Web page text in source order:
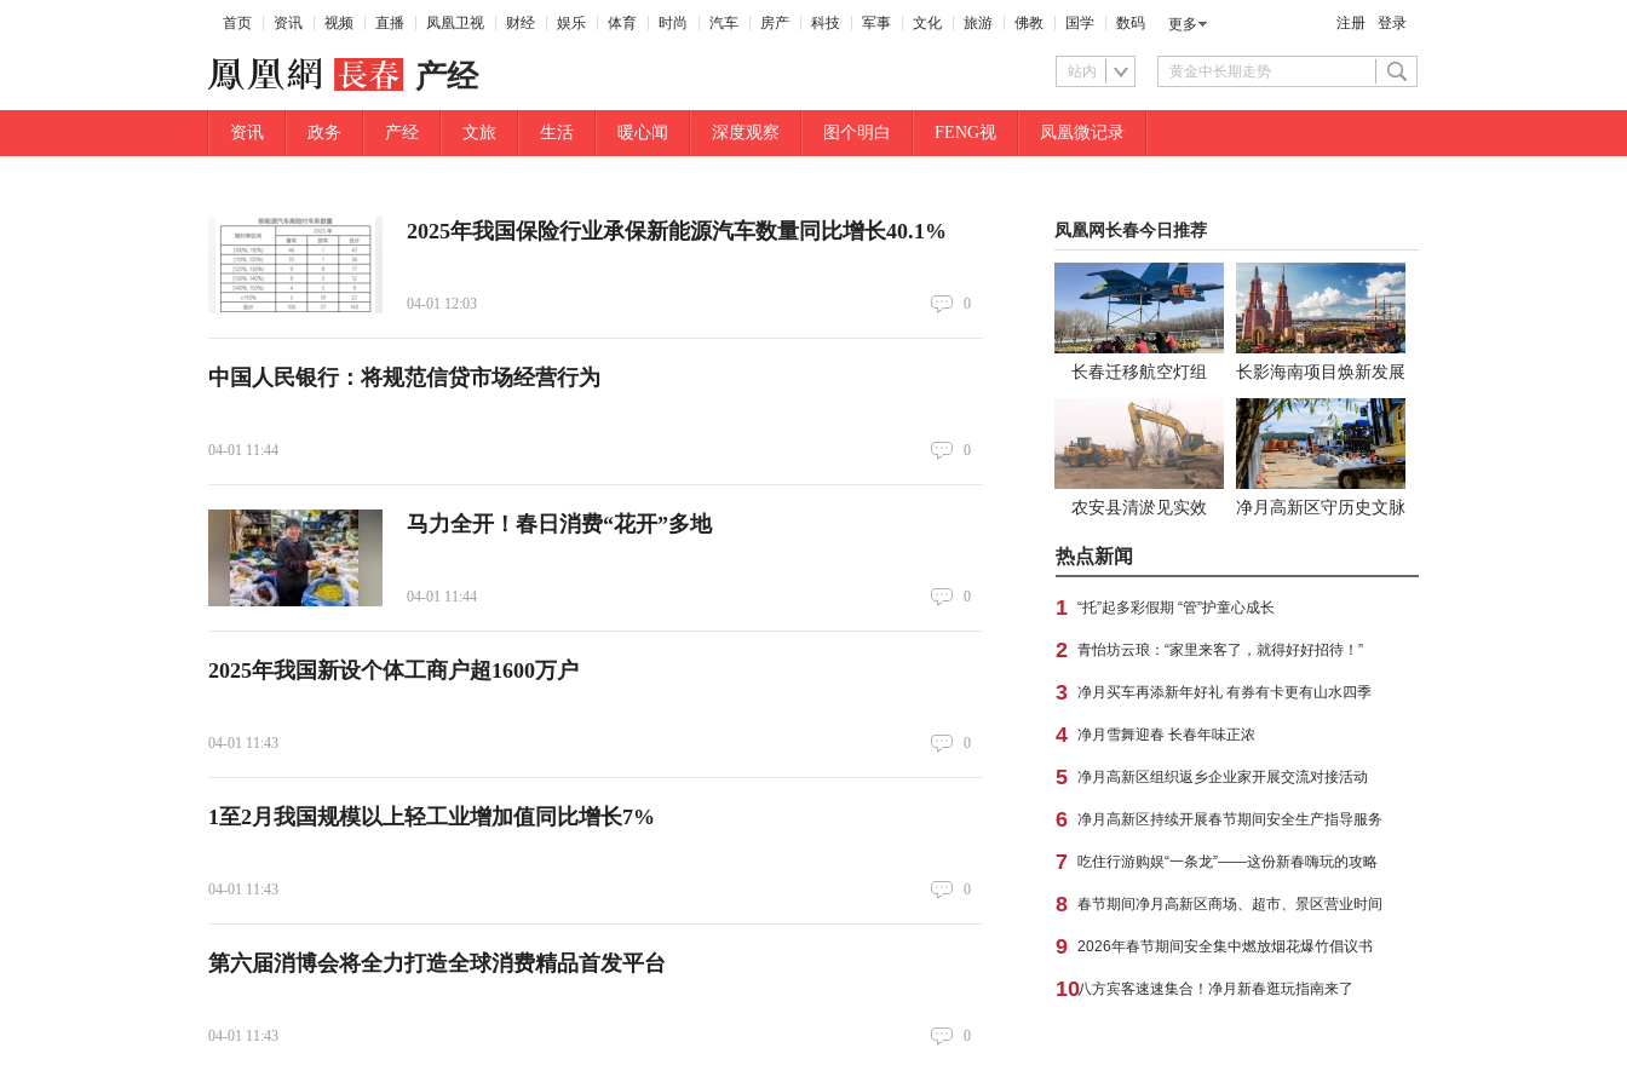
首页 资讯 视频 直播 凤凰卫视 财经 娱乐 体育 时尚 汽车 房产 科技 军事 文化 旅游 佛教 国学 数码 更多 注册 登录
产经 站内
资讯 政务 产经 文旅 生活 暖心闻 深度观察 图个明白 FENG视 凤凰微记录
2025年我国保险行业承保新能源汽车数量同比增长40.1%
04-01 12:03 0
中国人民银行：将规范信贷市场经营行为
04-01 11:44 0
马力全开！春日消费“花开”多地
04-01 11:44 0
2025年我国新设个体工商户超1600万户
04-01 11:43 0
1至2月我国规模以上轻工业增加值同比增长7%
04-01 11:43 0
第六届消博会将全力打造全球消费精品首发平台
04-01 11:43 0
凤凰网长春今日推荐
长春迁移航空灯组 长影海南项目焕新发展
农安县清淤见实效 净月高新区守历史文脉
热点新闻
1 “托”起多彩假期 “管”护童心成长
2 青怡坊云琅：“家里来客了，就得好好招待！”
3 净月买车再添新年好礼 有券有卡更有山水四季
4 净月雪舞迎春 长春年味正浓
5 净月高新区组织返乡企业家开展交流对接活动
6 净月高新区持续开展春节期间安全生产指导服务
7 吃住行游购娱“一条龙”——这份新春嗨玩的攻略
8 春节期间净月高新区商场、超市、景区营业时间
9 2026年春节期间安全集中燃放烟花爆竹倡议书
10八方宾客速速集合！净月新春逛玩指南来了